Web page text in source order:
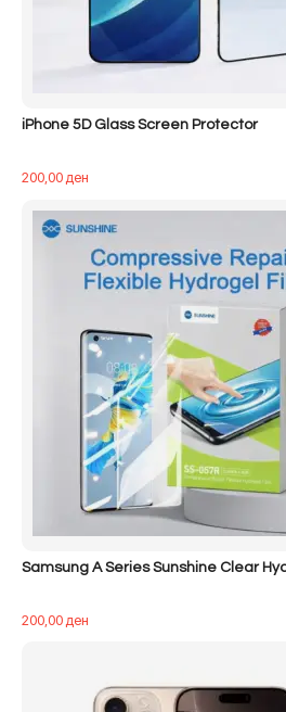
iPhone 5D Glass Screen Protector
200,00ден
Samsung A Series Sunshine Clear
200,00ден